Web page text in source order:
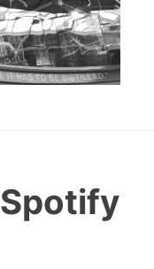
Spotify